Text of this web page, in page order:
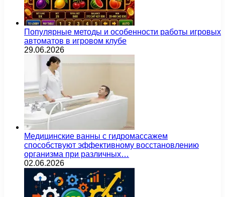
Популярные методы и особенности работы игровых
автоматов в игровом клубе
29.06.2026
Медицинские ванны с гидромассажем
способствуют эффективному восстановлению
организма при различных…
02.06.2026